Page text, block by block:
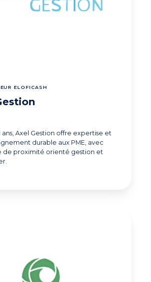
ELOFICASH
ans, Axel Gestion offre expertise et
durable aux PME, avec
de proximité orienté gestion et